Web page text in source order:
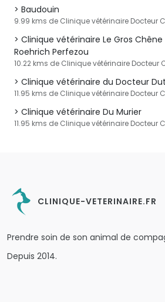
Baudouin
9.99 kms de Clinique vétérinaire Docteur
Clinique vétérinaire Le Gros Chêne
Roehrich Perfezou
10.22 kms de Clinique vétérinaire Docteur
Clinique vétérinaire du Docteur
11.95 kms de Clinique vétérinaire Docteur
Clinique vétérinaire Du Murier
11.95 kms de Clinique vétérinaire Docteur
CLINIQUE-VETERINAIRE.FR
Prendre soin de son animal de
Depuis 2014.